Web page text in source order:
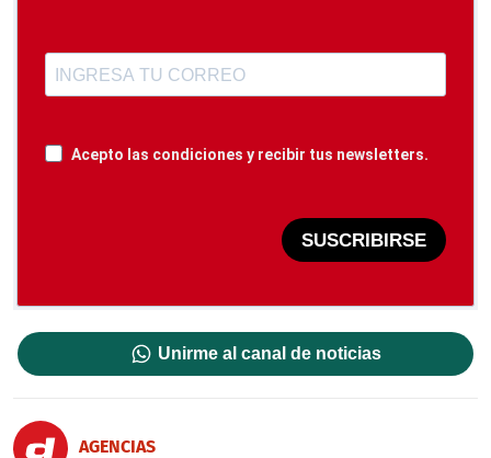
Acepto las condiciones y recibir tus newsletters.
SUSCRIBIRSE
Unirme al canal de noticias
AGENCIAS